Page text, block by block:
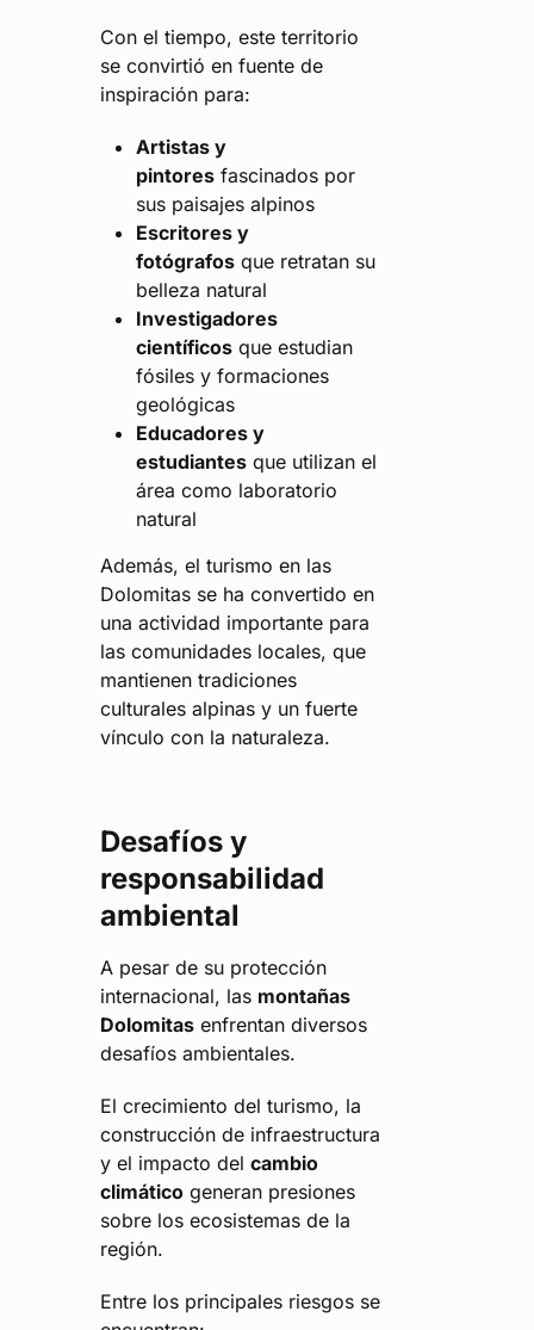
Con el tiempo, este territorio
se convirtió en fuente de
inspiración para:
Artistas y
pintores fascinados por
sus paisajes alpinos
Escritores y
fotógrafos que retratan su
belleza natural
Investigadores
científicos que estudian
fósiles y formaciones
geológicas
Educadores y
estudiantes que utilizan el
área como laboratorio
natural
Además, el turismo en las
Dolomitas se ha convertido en
una actividad importante para
las comunidades locales, que
mantienen tradiciones
culturales alpinas y un fuerte
vínculo con la naturaleza.
Desafíos y
responsabilidad
ambiental
A pesar de su protección
internacional, las montañas
Dolomitas enfrentan diversos
desafíos ambientales.
El crecimiento del turismo, la
construcción de infraestructura
y el impacto delcambio
climático generan presiones
sobre los ecosistemas de la
región.
Entre los principales riesgos se